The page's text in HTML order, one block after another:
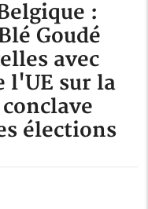
:
Goudé
avec
l'UE sur la
élections